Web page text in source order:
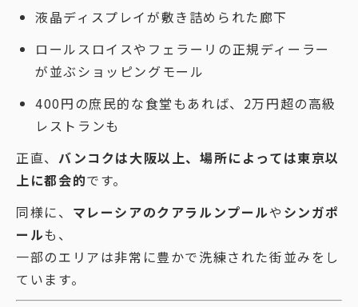
液晶ディスプレイが敷き詰められた廊下
ロールスロイスやフェラーリの正規ディーラー
が並ぶショッピングモール
400円の庶民的な食堂もあれば、2万円超の高級
レストランも
正直、 バンコクは大阪以上、場所によっては東京以
上に都会的です。
同様に、 マレーシアのクアラルンプールや シンガポ
ールも、
一部のエリアは非常に豊かで洗練された街並みをし
ています。